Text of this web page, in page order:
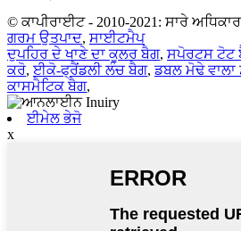
© ਕਾਪੀਰਾਈਟ - 2010-2021: ਸਾਰੇ
ਗਰਮ ਉਤਪਾਦ, ਸਾਈਟਮੈਪ
ਦੁਪਹਿਰ ਦੇ ਖਾਣੇ ਦਾ ਕੂਲਰ ਬੈਗ, ਸਪੋਰਟਸ ਟੋਟ
ਕਰੋ,ਈਕੋ-ਫ੍ਰੈਂਡਲੀ ਲੰਚ ਬੈਗ,ਡਬਲ ਮੋਢੇ
ਕਾਸਮੈਟਿਕ ਬੈਗ,
ਈਮੇਲ ਭੇਜੋ
x